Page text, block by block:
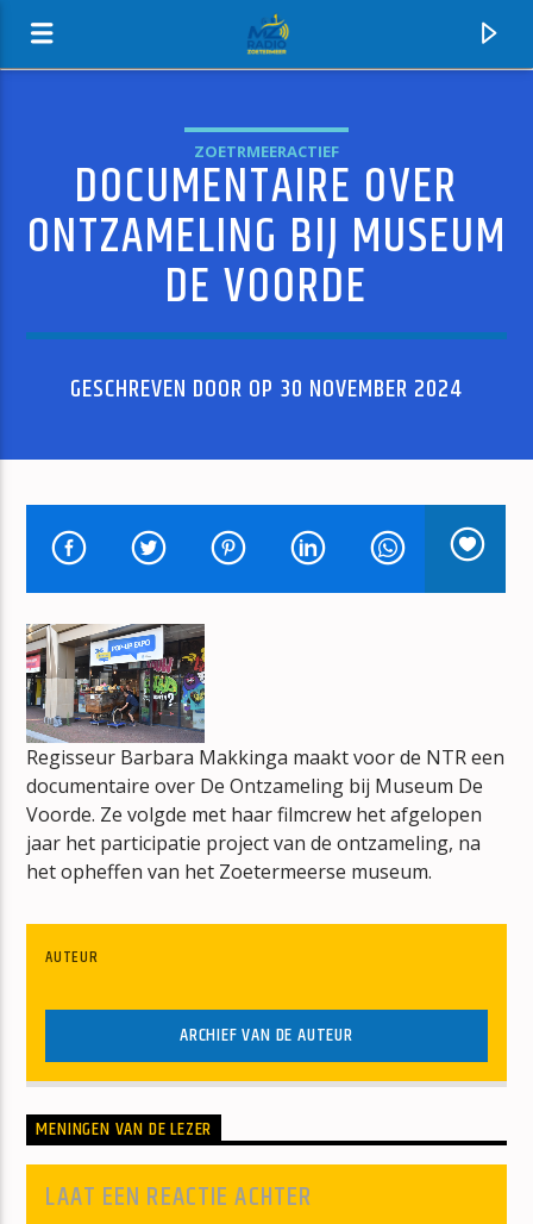
MZ-RADIO
HUIDIG NUMMER
WHAM RAP
WHAM!
mz-radio
ZOETRMEERACTIEF
DOCUMENTAIRE OVER
ONTZAMELING BIJ MUSEUM
DE VOORDE
GESCHREVEN DOOR OP 30 NOVEMBER 2024
Regisseur Barbara Makkinga maakt voor de NTR een
documentaire over De Ontzameling bij Museum De
Voorde. Ze volgde met haar filmcrew het afgelopen
jaar het participatie project van de ontzameling, na
het opheffen van het Zoetermeerse museum.
AUTEUR
ARCHIEF VAN DE AUTEUR
MENINGEN VAN DE LEZER
LAAT EEN REACTIE ACHTER